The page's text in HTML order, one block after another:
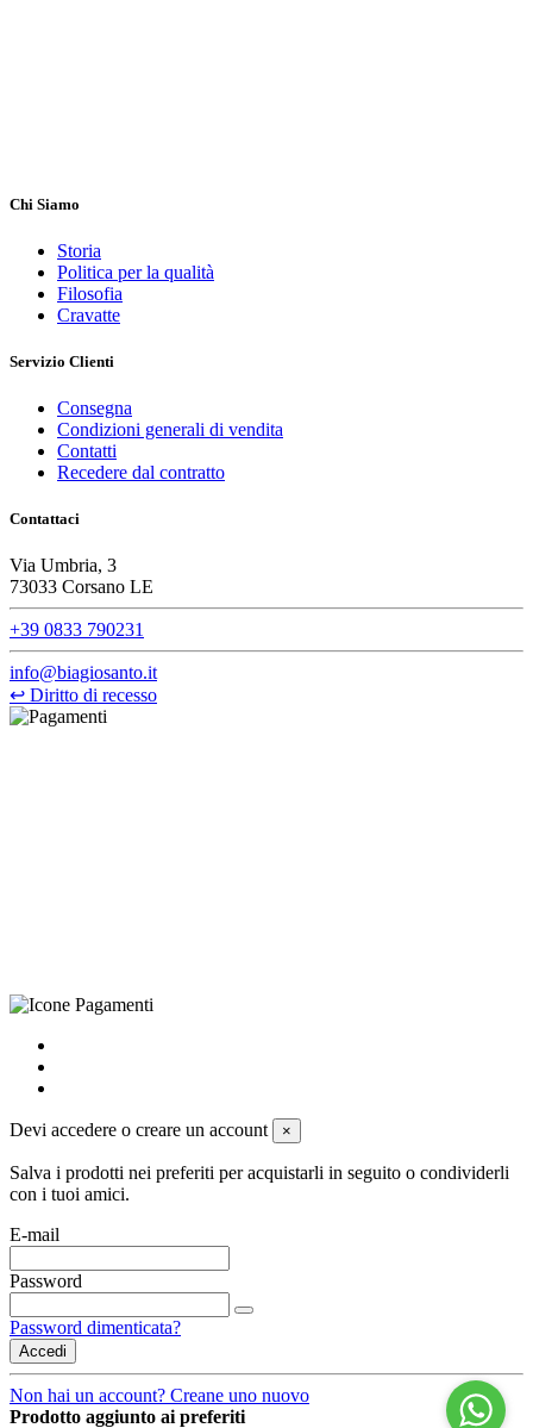
Chi Siamo
Storia
Politica per la qualità
Filosofia
Cravatte
Servizio Clienti
Consegna
Condizioni generali di vendita
Contatti
Recedere dal contratto
Contattaci
Via Umbria, 3
73033 Corsano LE
+39 0833 790231
info@biagiosanto.it
↩ Diritto di recesso
Devi accedere o creare un account ×
Salva i prodotti nei preferiti per acquistarli in seguito o condividerli
con i tuoi amici.
E-mail
Password
Password dimenticata?
Accedi
Non hai un account? Creane uno nuovo
Prodotto aggiunto ai preferiti